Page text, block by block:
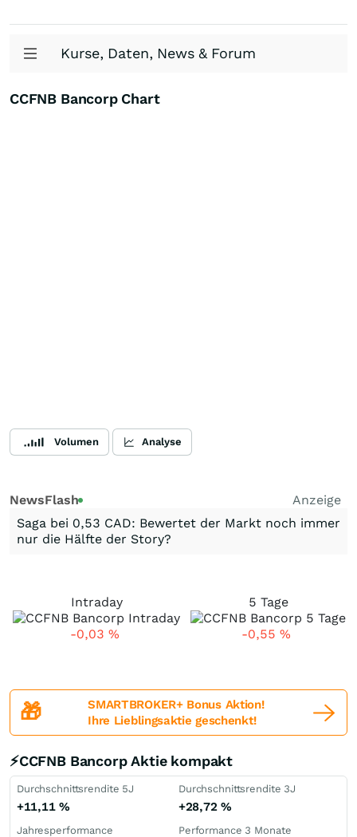
Kurse, Daten, News & Forum
CCFNB Bancorp Chart
Volumen Analyse
NewsFlash
Anzeige
Saga bei 0,53 CAD: Bewertet der Markt noch immer
nur die Hälfte der Story?
Intraday
-0,03 %
5 Tage
-0,55 %
🎁
SMARTBROKER+ Bonus Aktion!
Ihre Lieblingsaktie geschenkt!
⚡CCFNB Bancorp Aktie kompakt
Durchschnittsrendite 5J
+11,11 %
Durchschnittsrendite 3J
+28,72 %
Jahresperformance Performance 3 Monate